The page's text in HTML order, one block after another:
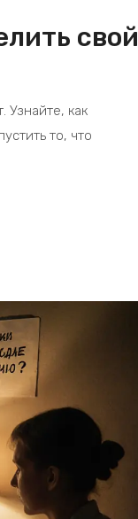
свой
Узнайте, как
то, что